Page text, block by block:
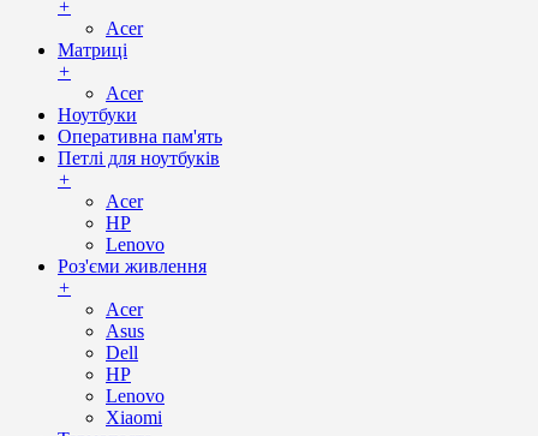
+
Acer
Матриці
+
Acer
Ноутбуки
Оперативна пам'ять
Петлі для ноутбуків
+
Acer
HP
Lenovo
Роз'єми живлення
+
Acer
Asus
Dell
HP
Lenovo
Xiaomi